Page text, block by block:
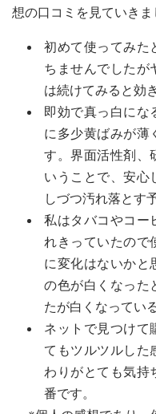
想の口コミを見ていきま
初めて使ってみた
ちませんでしたが
は続けてみると効
即効で真っ白にな
に多少黄ばみが薄
す。界面活性剤、
いうことで、安心
しづつ汚れ落とす
私はタバコやコー
れきっていたので
に変化はないかと
の色が白くなった
たが白くなってい
ネットで見つけて
てもツルツルした
わりがとても気持
番です。